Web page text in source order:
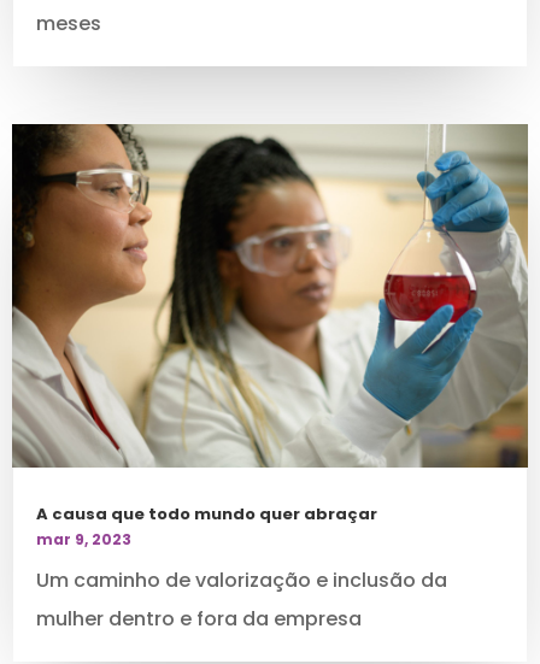
meses
A causa que todo mundo quer abraçar
mar 9, 2023
Um caminho de valorização e inclusão da
mulher dentro e fora da empresa